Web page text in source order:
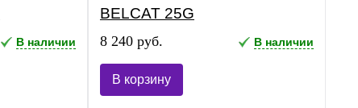
В наличии
BELCAT 25G
8 240 руб. В наличии
В корзину